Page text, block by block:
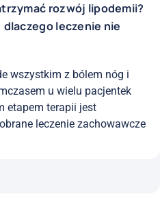
rozwój lipodemii?
leczenie nie
wszystkim z bólem nóg i
u wielu pacjentek
etapem terapii jest
leczenie zachowawcze